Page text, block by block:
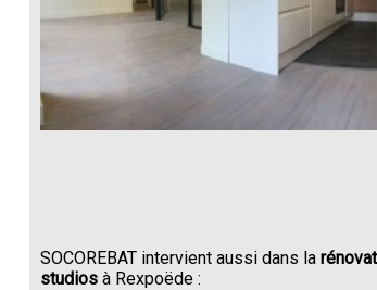
SOCOREBAT intervient aussi dans la
studiosà Rexpoëde :